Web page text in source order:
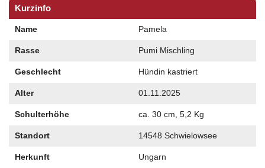
Kurzinfo
Name Pamela
Rasse Pumi Mischling
Geschlecht Hündin kastriert
Alter 01.11.2025
Schulterhöhe ca. 30 cm, 5,2 Kg
Standort 14548 Schwielowsee
Herkunft Ungarn